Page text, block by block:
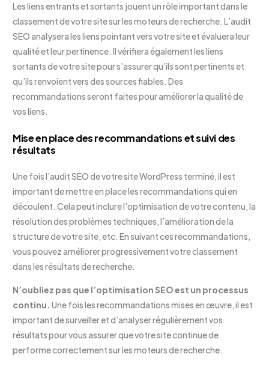
Les liens entrants et sortants jouent un rôle important dans le
classement de votre site sur les moteurs de recherche. L’audit
SEO analysera les liens pointant vers votre site et évaluera leur
qualité et leur pertinence. Il vérifiera également les liens
sortants de votre site pour s’assurer qu’ils sont pertinents et
qu’ils renvoient vers des sources fiables. Des
recommandations seront faites pour améliorer la qualité de
vos liens.
Mise en place des recommandations et suivi des
résultats
Une fois l’audit SEO de votre site WordPress terminé, il est
important de mettre en place les recommandations qui en
découlent. Cela peut inclure l’optimisation de votre contenu, la
résolution des problèmes techniques, l’amélioration de la
structure de votre site, etc. En suivant ces recommandations,
vous pouvez améliorer progressivement votre classement
dans les résultats de recherche.
N’oubliez pas que l’optimisation SEO est un processus
continu. Une fois les recommandations mises en œuvre, il est
important de surveiller et d’analyser régulièrement vos
résultats pour vous assurer que votre site continue de
performe correctement sur les moteurs de recherche.